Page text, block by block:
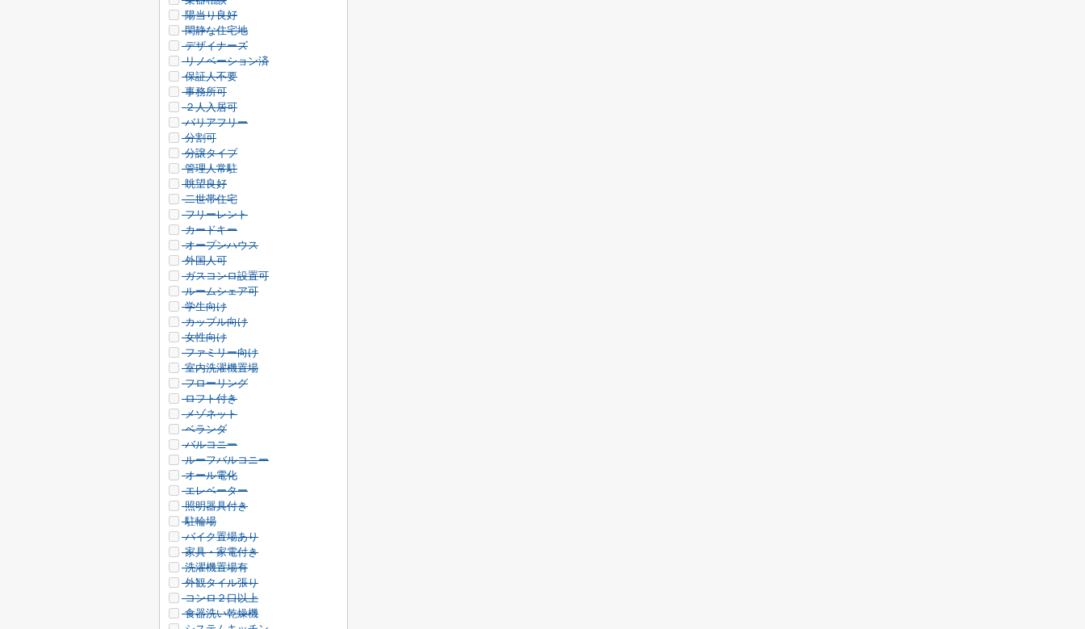
陽当り良好
閑静な住宅地
デザイナーズ
リノベーション済
保証人不要
事務所可
２人入居可
バリアフリー
分割可
分譲タイプ
管理人常駐
眺望良好
二世帯住宅
フリーレント
カードキー
オープンハウス
外国人可
ガスコンロ設置可
ルームシェア可
学生向け
カップル向け
女性向け
ファミリー向け
室内洗濯機置場
フローリング
ロフト付き
メゾネット
ベランダ
バルコニー
ルーフバルコニー
オール電化
エレベーター
照明器具付き
駐輪場
バイク置場あり
家具・家電付き
洗濯機置場有
外観タイル張り
コンロ２口以上
食器洗い乾燥機